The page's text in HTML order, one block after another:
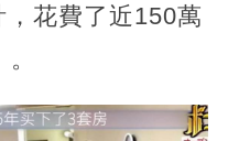
，花費了近150萬